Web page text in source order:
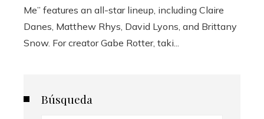
Me” features an all-star lineup, including Claire
Danes, Matthew Rhys, David Lyons, and Brittany
Snow. For creator Gabe Rotter, taki...
Búsqueda